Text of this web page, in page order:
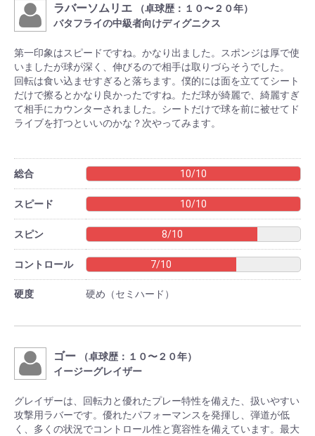
ラバーソムリエ
（卓球歴：１０〜２０年）
バタフライの中級者向けディグニクス
第一印象はスピードですね。かなり出ました。スポンジは厚で使
いましたが球が深く、伸びるので相手は取りづらそうでした。
回転は食い込ませすぎると落ちます。僕的には面を立ててシート
だけで擦るとかなり良かったですね。ただ球が綺麗で、綺麗すぎ
て相手にカウンターされました。シートだけで球を前に被せてド
ライブを打つといいのかな？次やってみます。
総合 10/10
スピード 10/10
スピン 8/10
コントロール 7/10
硬度 硬め（セミハード）
ゴー
（卓球歴：１０〜２０年）
イージーグレイザー
グレイザーは、回転力と優れたプレー特性を備えた、扱いやすい
攻撃用ラバーです。優れたパフォーマンスを発揮し、弾道が低
く、多くの状況でコントロール性と寛容性を備えています。最大